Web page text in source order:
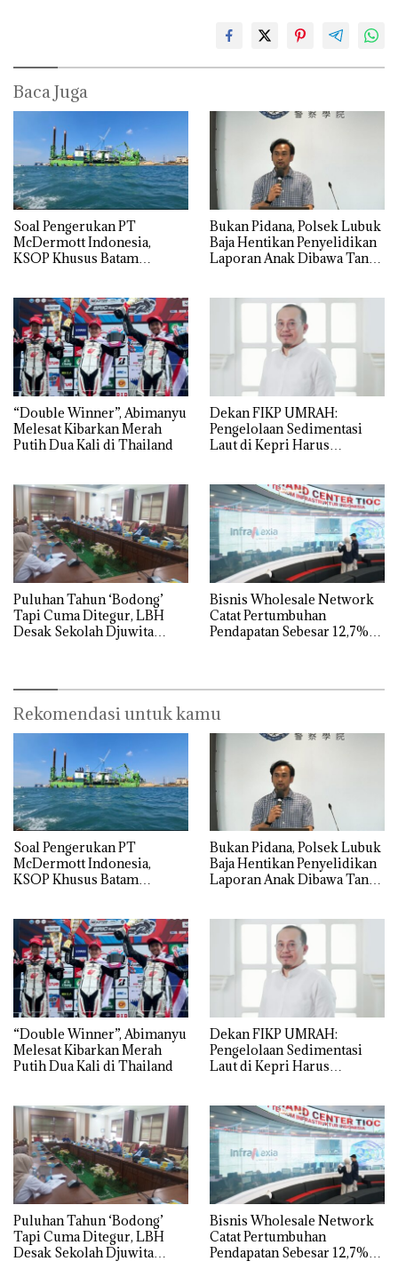
Baca Juga
‎Soal Pengerukan PT
McDermott Indonesia,
KSOP Khusus Batam
Bukan Pidana, Polsek Lubuk
Baja Hentikan Penyelidikan
Laporan Anak Dibawa Tanpa
“Double Winner”, Abimanyu
Melesat Kibarkan Merah
Putih Dua Kali di Thailand
Dekan FIKP UMRAH:
Pengelolaan Sedimentasi
Laut di Kepri Harus
dengan Konservasi
Puluhan Tahun ‘Bodong’
Tapi Cuma Ditegur, LBH
Desak Sekolah Djuwita
Bisnis Wholesale Network
Catat Pertumbuhan
Pendapatan Sebesar 12,7%
Rekomendasi untuk kamu
‎Soal Pengerukan PT
McDermott Indonesia,
KSOP Khusus Batam
Bukan Pidana, Polsek Lubuk
Baja Hentikan Penyelidikan
Laporan Anak Dibawa Tanpa
“Double Winner”, Abimanyu
Melesat Kibarkan Merah
Putih Dua Kali di Thailand
Dekan FIKP UMRAH:
Pengelolaan Sedimentasi
Laut di Kepri Harus
dengan Konservasi
Puluhan Tahun ‘Bodong’
Tapi Cuma Ditegur, LBH
Desak Sekolah Djuwita
Bisnis Wholesale Network
Catat Pertumbuhan
Pendapatan Sebesar 12,7%